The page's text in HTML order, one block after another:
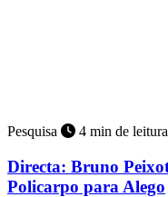
Pesquisa 4 min de leitura
Directa: Bruno
Policarpo para Alego